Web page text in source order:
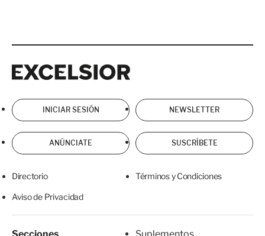
INICIAR SESIÓN NEWSLETTER
ANÚNCIATE SUSCRÍBETE
Directorio Términos y Condiciones
Aviso de Privacidad